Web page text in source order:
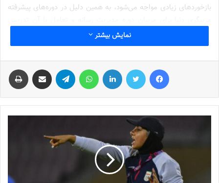
بازخوردهای زیادی مواجه می‌شود، به همین دلیل در دوره‌های پیشرفته
می‌شود، در واقع گاهی با شبیه‌سازی نشست‌های مطبوعاتی از مربیان
خواسته می‌شود با چالش‌هایی که خبرنگاران برای آن‌ها درست می‌کنند
روبرو شوند.
وی ضمن برشمردن کارکرد‌های رسانه و تنوع شبکه‌های اجتماعی افزود:
امروزه کمتر بازیکنی را می‌توان پیدا کرد که در شبکه‌های اجتماعی
فعالیت نکند، اشراف به نحوه عمل این شبکه‌ها و مدیریت هیجانات یکی
از مهارت‌هایی است کهمربیان
مطلوبیت برند شخصی خود را نزد افکار عمومی ارتقا دهند بلکه از
آسیب‌های احتمالی آن کم کنند.
نوشته های مشابه
نمایش بیشتر